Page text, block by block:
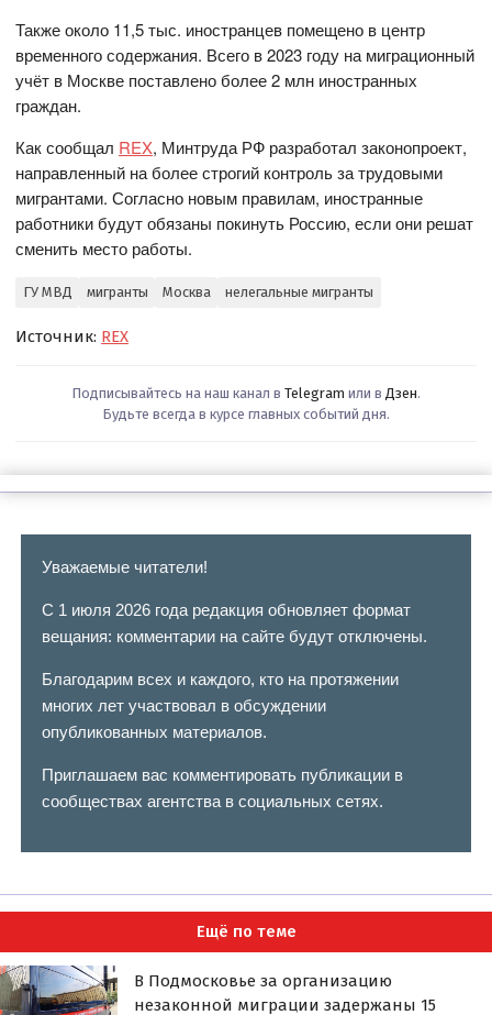
Также около 11,5 тыс. иностранцев помещено в центр
временного содержания. Всего в 2023 году на миграционный
учёт в Москве поставлено более 2 млн иностранных
граждан.
Как сообщал REX, Минтруда РФ разработал законопроект,
направленный на более строгий контроль за трудовыми
мигрантами. Согласно новым правилам, иностранные
работники будут обязаны покинуть Россию, если они решат
сменить место работы.
ГУ МВД мигранты Москва нелегальные мигранты
Источник: REX
Подписывайтесь на наш канал в Telegram или в Дзен.
Будьте всегда в курсе главных событий дня.
Уважаемые читатели!
С 1 июля 2026 года редакция обновляет формат
вещания: комментарии на сайте будут отключены.
Благодарим всех и каждого, кто на протяжении
многих лет участвовал в обсуждении
опубликованных материалов.
Приглашаем вас комментировать публикации в
сообществах агентства в социальных сетях.
Ещё по теме
В Подмосковье за организацию
незаконной миграции задержаны 15